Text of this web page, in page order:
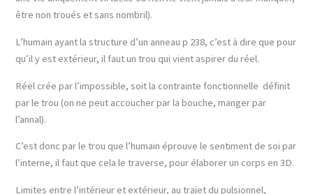
être non troués et sans nombril).
L’humain ayant la structure d’un anneau p 238, c’est à dire que pour
qu’il y est extérieur, il faut un trou qui vient aspirer du réel.
Réel crée par l’impossible, soit la contrainte fonctionnelle définit
par le trou (on ne peut accoucher par la bouche, manger par
l’annal).
C’est donc par le trou que l’humain éprouve le sentiment de soi par
l’interne, il faut que cela le traverse, pour élaborer un corps en 3D.
Limites entre l’intérieur et extérieur, au trajet du pulsionnel,